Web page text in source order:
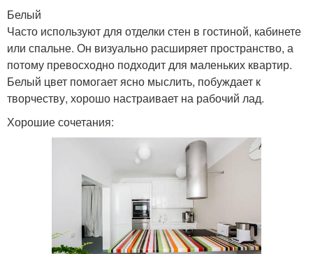
Белый
Часто используют для отделки стен в гостиной, кабинете
или спальне. Он визуально расширяет пространство, а
потому превосходно подходит для маленьких квартир.
Белый цвет помогает ясно мыслить, побуждает к
творчеству, хорошо настраивает на рабочий лад.
Хорошие сочетания: